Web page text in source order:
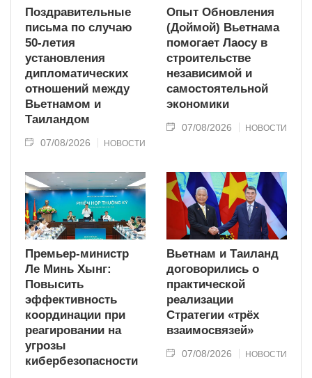
Поздравительные
письма по случаю
50-летия
установления
дипломатических
отношений между
Вьетнамом и
Таиландом
07/08/2026 НОВОСТИ
Опыт Обновления
(Доймой) Вьетнама
помогает Лаосу в
строительстве
независимой и
самостоятельной
экономики
07/08/2026 НОВОСТИ
Премьер-министр
Ле Минь Хынг:
Повысить
эффективность
координации при
реагировании на
угрозы
кибербезопасности
Вьетнам и Таиланд
договорились о
практической
реализации
Стратегии «трёх
взаимосвязей»
07/08/2026 НОВОСТИ